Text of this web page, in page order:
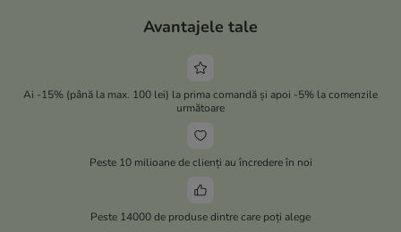
Avantajele tale
Ai -15% (până la max. 100 lei) la prima comandă și apoi -5% la comenzile
următoare
Peste 10 milioane de clienți au încredere în noi
Peste 14000 de produse dintre care poți alege